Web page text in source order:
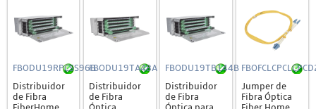
FBODU19RPCSS96B
Distribuidor
de Fibra
FBODU19TA48A
Distribuidor
de Fibra
FBODU19TB144B
Distribuidor
de Fibra
Jumper de
Fibra Óptica